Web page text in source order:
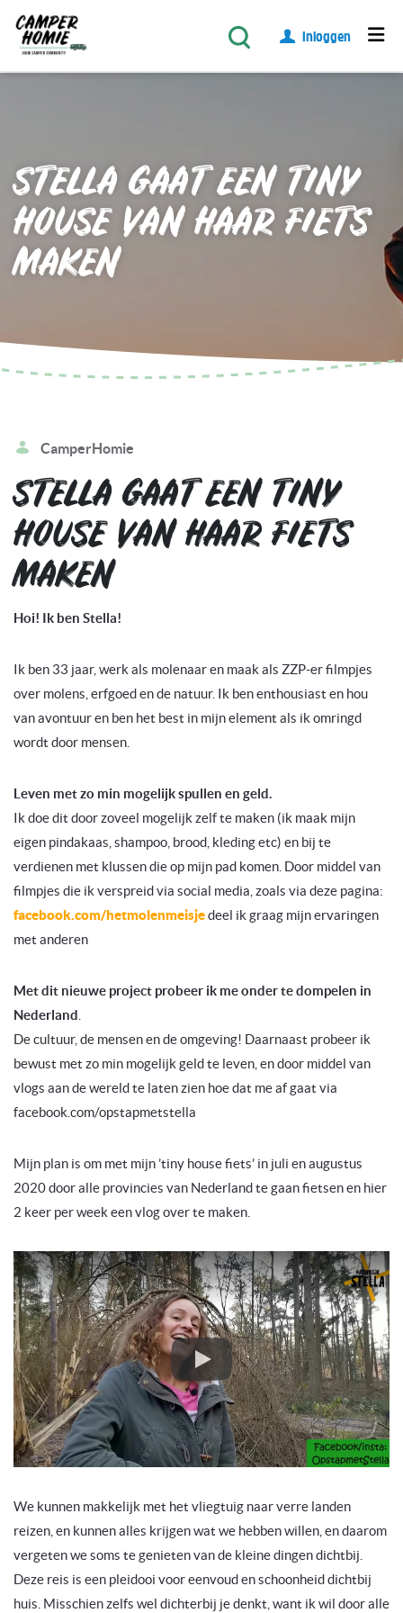
Inloggen
STELLA GAAT EEN TINY
HOUSE VAN HAAR FIETS
MAKEN
CamperHomie
STELLA GAAT EEN TINY
HOUSE VAN HAAR FIETS
MAKEN
Hoi! Ik ben Stella!
Ik ben 33 jaar, werk als molenaar en maak als ZZP-er filmpjes
over molens, erfgoed en de natuur. Ik ben enthousiast en hou
van avontuur en ben het best in mijn element als ik omringd
wordt door mensen.
Leven met zo min mogelijk spullen en geld.
Ik doe dit door zoveel mogelijk zelf te maken (ik maak mijn
eigen pindakaas, shampoo, brood, kleding etc) en bij te
verdienen met klussen die op mijn pad komen. Door middel van
filmpjes die ik verspreid via social media, zoals via deze pagina:
facebook.com/hetmolenmeisjedeel ik graag mijn ervaringen
met anderen
Met dit nieuwe project probeer ik me onder te dompelen in
Nederland
De cultuur, de mensen en de omgeving! Daarnaast probeer ik
bewust met zo min mogelijk geld te leven, en door middel van
vlogs aan de wereld te laten zien hoe dat me af gaat via
facebook.com/opstapmetstella
Mijn plan is om met mijn ’tiny house fiets’ in juli en augustus
2020 door alle provincies van Nederland te gaan fietsen en hier
2 keer per week een vlog over te maken.
We kunnen makkelijk met het vliegtuig naar verre landen
reizen, en kunnen alles krijgen wat we hebben willen, en daarom
vergeten we soms te genieten van de kleine dingen dichtbij.
Deze reis is een pleidooi voor eenvoud en schoonheid dichtbij
huis. Misschien zelfs wel dichterbij je denkt, want ik wil door alle